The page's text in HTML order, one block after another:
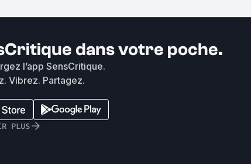
dans votre poche.
l’app SensCritique.
Vibrez. Partagez.
PLUS